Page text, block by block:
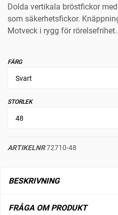
Dolda vertikala bröstfickor
som säkerhetsfickor.
Motveck i rygg för rörelsefrihet.
FÄRG
STORLEK
ARTIKELNR72710-48
BESKRIVNING
FRÅGA OM PRODUKT